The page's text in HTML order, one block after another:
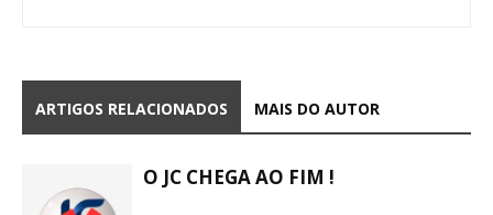
ARTIGOS RELACIONADOS MAIS DO AUTOR
O JC CHEGA AO FIM !